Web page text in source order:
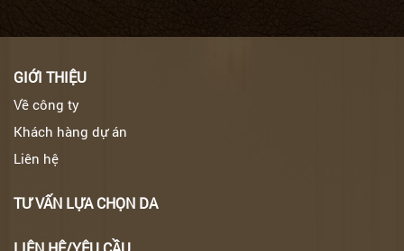
GIỚI THIỆU
Về công ty
Khách hàng dự án
Liên hệ
TƯ VẤN LỰA CHỌN DA